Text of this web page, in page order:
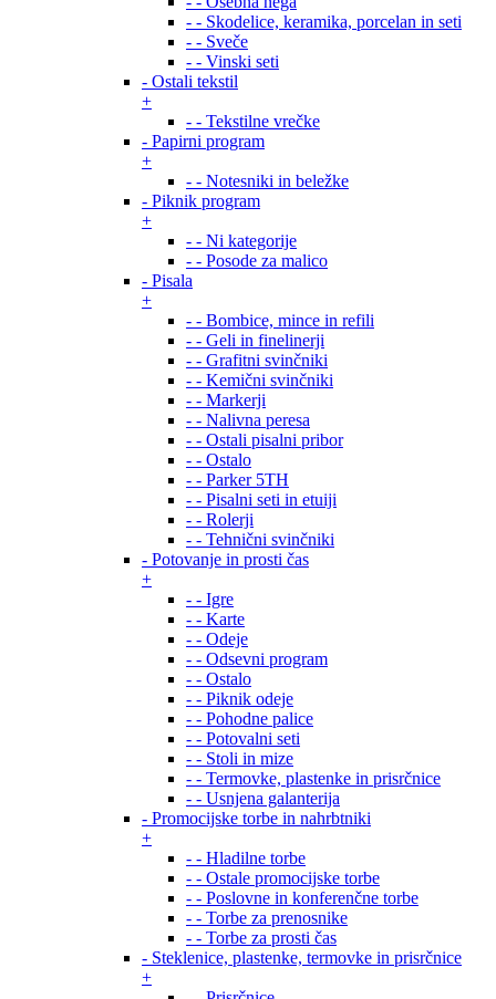
- - Skodelice, keramika, porcelan in seti
- - Sveče
- - Vinski seti
- Ostali tekstil
+
- - Tekstilne vrečke
- Papirni program
+
- - Notesniki in beležke
- Piknik program
+
- - Ni kategorije
- - Posode za malico
- Pisala
+
- - Bombice, mince in refili
- - Geli in finelinerji
- - Grafitni svinčniki
- - Kemični svinčniki
- - Markerji
- - Nalivna peresa
- - Ostali pisalni pribor
- - Ostalo
- - Parker 5TH
- - Pisalni seti in etuiji
- - Rolerji
- - Tehnični svinčniki
- Potovanje in prosti čas
+
- - Igre
- - Karte
- - Odeje
- - Odsevni program
- - Ostalo
- - Piknik odeje
- - Pohodne palice
- - Potovalni seti
- - Stoli in mize
- - Termovke, plastenke in prisrčnice
- - Usnjena galanterija
- Promocijske torbe in nahrbtniki
+
- - Hladilne torbe
- - Ostale promocijske torbe
- - Poslovne in konferenčne torbe
- - Torbe za prenosnike
- - Torbe za prosti čas
- Steklenice, plastenke, termovke in prisrčnice
+